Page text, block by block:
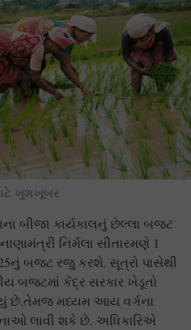
ખુશખૂબર
બીજા કાર્યકાલનું છેલ્લા બજટ
નિર્મલા સીતારમણે 1
બજટ રજુ કરશે. સૂત્રો પાસેથી
બજટમાં કેંદ્ર સરકાર ખેડૂતો
છે.તેમજ મધ્યમ આય વર્ગના
લાવી શકે છે. અધિકારિએ